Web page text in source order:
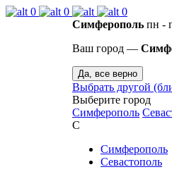
0 0
0
Симферополь пн -
Ваш город —
Да, все верно
Выбрать другой
Выберите город
Симферополь
С
Симферополь
Севастополь